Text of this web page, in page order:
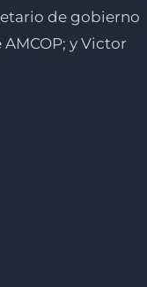
de gobierno
y Victor